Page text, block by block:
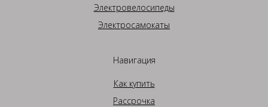
Электровелосипеды
Электросамокаты
Навигация
Как купить
Рассрочка